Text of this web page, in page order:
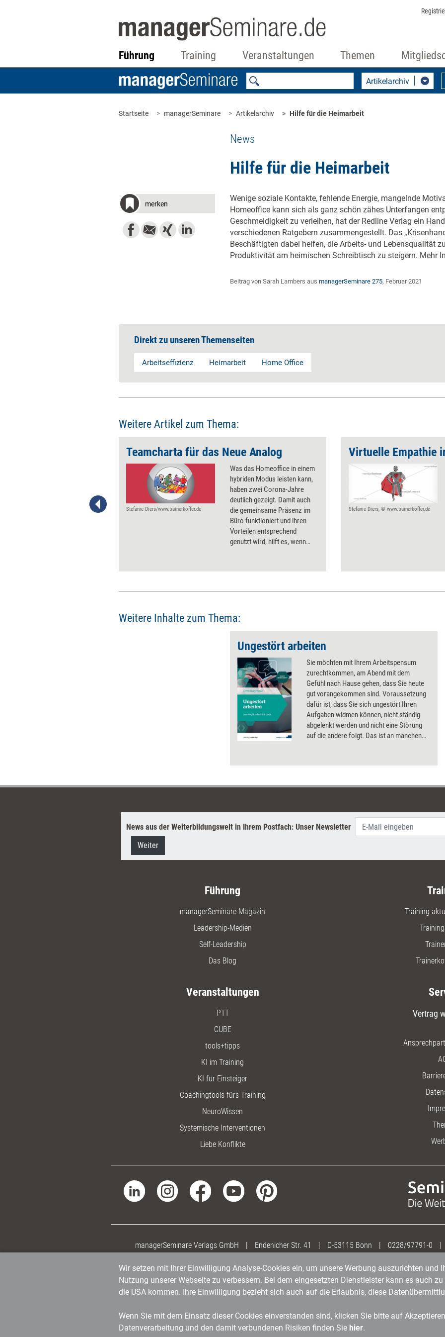
Führung Training Veranstaltungen Themen
Artikelarchiv
Startseite managerSeminare Artikelarchiv Hilfe für die Heimarbeit
News
Hilfe für die Heimarbeit
merken
Wenige soziale Kontakte, fehlende Energie, mangelnde
Homeoffice kann sich als ganz schön zähes Unterfangen
Geschmeidigkeit zu verleihen, hat der Redline Verlag ein
verschiedenen Ratgebern zusammengestellt. Das
Beschäftigten dabei helfen, die Arbeits- und Lebensqualität
Produktivität am heimischen Schreibtisch zu steigern. Mehr
Beitrag von Sarah Lambers aus managerSeminare 275, Februar 2021
Direkt zu unseren Themenseiten
Arbeitseffizienz Heimarbeit Home Office
Weitere Artikel zum Thema:
Teamcharta für das Neue Analog
Stefanie Diers/www.trainerkoffer.de
Was das Homeoffice in einem
hybriden Modus leisten kann,
haben zwei Corona-Jahre
deutlich gezeigt. Damit auch
die gemeinsame Präsenz im
Büro funktioniert und ihren
Vorteilen entsprechend
genutzt wird, hilft es, wenn
Virtuelle Empathie
Stefanie Diers, © www.trainerkoffer.de
Weitere Inhalte zum Thema:
Ungestört arbeiten
Sie möchten mit Ihrem Arbeitspensum
zurechtkommen, am Abend mit dem
Gefühl nach Hause gehen, dass Sie heute
gut vorangekommen sind. Voraussetzung
dafür ist, dass Sie sich ungestört Ihren
Aufgaben widmen können, nicht ständig
abgelenkt werden und nicht eine Störung
auf die andere folgt. Das ist an manchen
Anrufe etwa Ihrer Kunden einfach
dieses Bundles unterstützen
News aus der Weiterbildungswelt in Ihrem Postfach: Unser Newsletter
Weiter
Führung
managerSeminare Magazin
Leadership-Medien
Self-Leadership
Das Blog
Training
Veranstaltungen
PTT
CUBE
tools+tipps
KI im Training
KI für Einsteiger
Coachingtools fürs Training
NeuroWissen
Systemische Interventionen
Liebe Konflikte
Vertrag
managerSeminare Verlags GmbH | Endenicher Str. 41 | D-53115 Bonn | 0228/97791-0 |
Wir setzen mit Ihrer Einwilligung Analyse-Cookies ein, um unsere Werbung auszurichten und
Nutzung unserer Webseite zu verbessern. Bei dem eingesetzten Dienstleister kann es auch
die USA kommen. Ihre Einwilligung bezieht sich auch auf die Erlaubnis, diese
Wenn Sie mit dem Einsatz dieser Cookies einverstanden sind, klicken Sie bitte auf
Datenverarbeitung und den damit verbundenen Risiken finden Sie hier.